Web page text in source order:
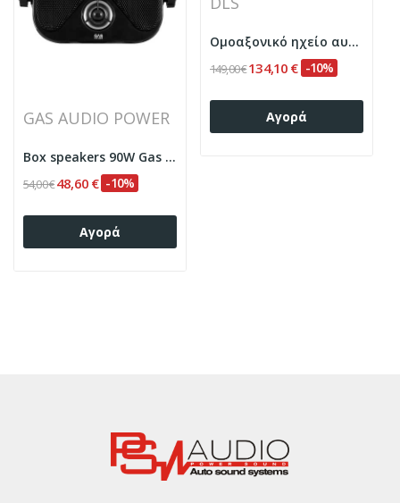
GAS AUDIO POWER
Box speakers 90W Gas Audio Power ALPHA ABX4B...
54,00 €48,60 € -10%
Αγορά
Ομοαξονικό ηχείο αυτοκινήτου 4" (100mm) 60W DLS...
149,00 €134,10 € -10%
Αγορά